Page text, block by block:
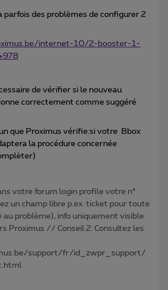
parfois des problèmes de configurer 2
internet-10/2-booster-1-
de vérifier si le nouveau
correctement comme suggéré
que Proximus vérifie:si votre Bbox
la procédure concernée
votre forum login profile votre n°
un champ libre p.ex. ticket pour toute
problème), info uniquement visible
Proximus // Conseil 2: Consultez les
support/fr/id_zwpr_support/